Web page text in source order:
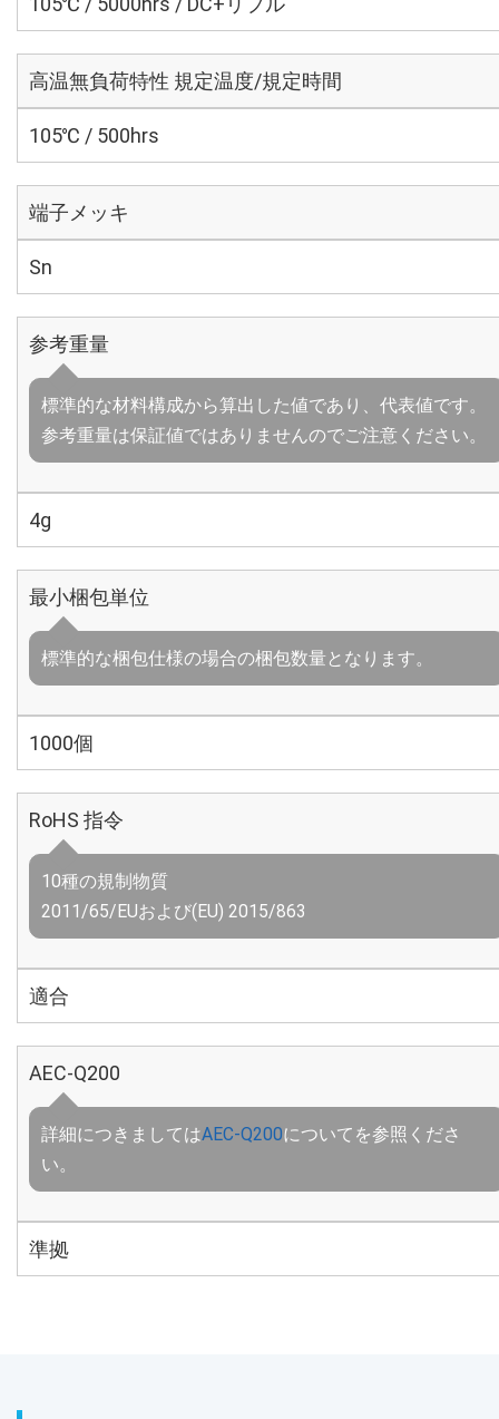
高温無負荷特性 規定温度/規定時間
105℃ / 500hrs
端子メッキ
Sn
参考重量
標準的な材料構成から算出した値であり、代表値です。
参考重量は保証値ではありませんのでご注意ください。
4g
最小梱包単位
標準的な梱包仕様の場合の梱包数量となります。
1000個
RoHS 指令
10種の規制物質
2011/65/EUおよび(EU) 2015/863
適合
AEC-Q200
詳細につきましてはAEC-Q200についてを参照くださ
い。
準拠